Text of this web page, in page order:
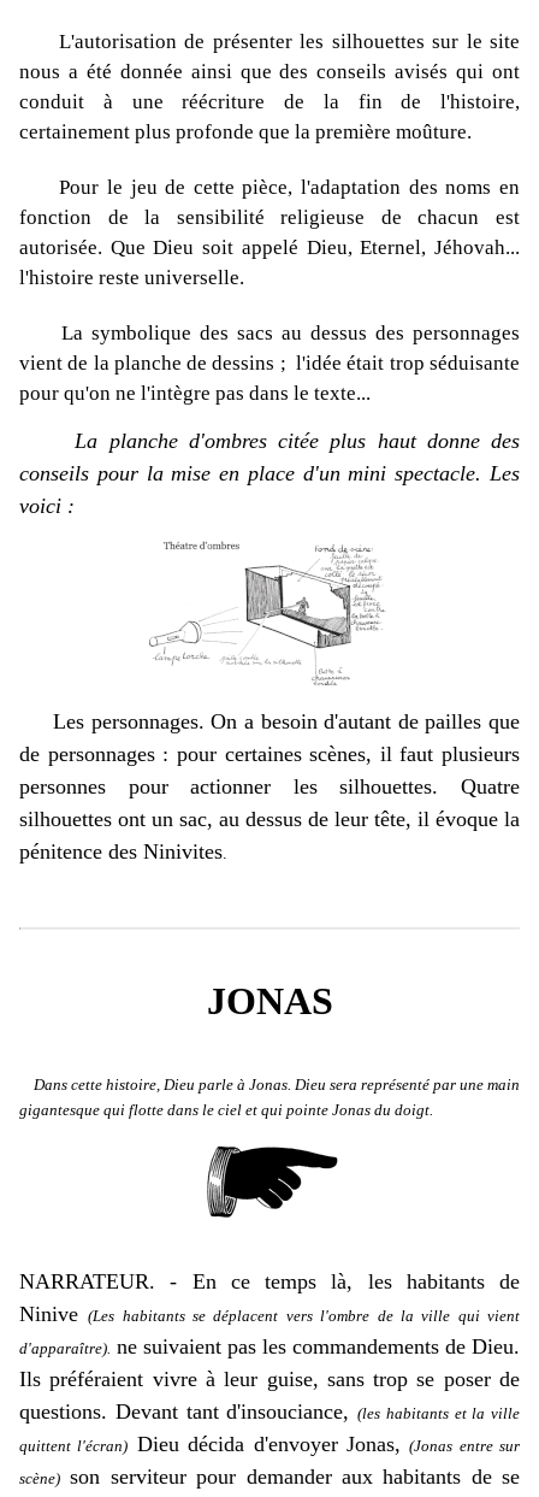
L'autorisation de présenter les silhouettes sur le site
nous a été donnée ainsi que des conseils avisés qui ont
conduit à une réécriture de la fin de l'histoire,
certainement plus profonde que la première moûture.
Pour le jeu de cette pièce, l'adaptation des noms en
fonction de la sensibilité religieuse de chacun est
autorisée. Que Dieu soit appelé Dieu, Eternel, Jéhovah...
l'histoire reste universelle.
La symbolique des sacs au dessus des personnages
vient de la planche de dessins ; l'idée était trop séduisante
pour qu'on ne l'intègre pas dans le texte...
La planche d'ombres citée plus haut donne des
conseils pour la mise en place d'un mini spectacle. Les
voici :
Les personnages. On a besoin d'autant de pailles que
de personnages : pour certaines scènes, il faut plusieurs
personnes pour actionner les silhouettes. Quatre
silhouettes ont un sac, au dessus de leur tête, il évoque la
pénitence des Ninivites.
JONAS
Dans cette histoire, Dieu parle à Jonas. Dieu sera représenté par une main
gigantesque qui flotte dans le ciel et qui pointe Jonas du doigt.
NARRATEUR. - En ce temps là, les habitants de
Ninive(Les habitants se déplacent vers l'ombre de la ville qui vient
d'apparaître). ne suivaient pas les commandements de Dieu.
Ils préféraient vivre à leur guise, sans trop se poser de
questions. Devant tant d'insouciance, (les habitants et la ville
quittent l'écran) Dieu décida d'envoyer Jonas,(Jonas entre sur
scène) son serviteur pour demander aux habitants de se